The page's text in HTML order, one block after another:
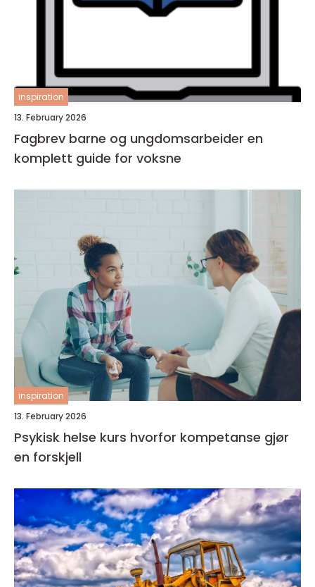
inspiration
13. February 2026
Fagbrev barne og ungdomsarbeider en
komplett guide for voksne
inspiration
13. February 2026
Psykisk helse kurs hvorfor kompetanse gjør
en forskjell